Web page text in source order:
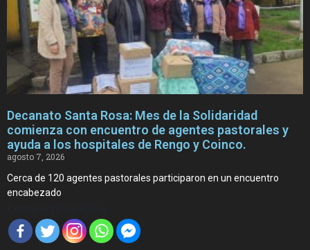
Decanato Santa Rosa: Mes de la Solidaridad
comienza con encuentro de agentes pastorales y
ayuda a los hospitales de Rengo y Coinco.
agosto 7, 2026
Cerca de 120 agentes pastorales participaron en un encuentro
encabezado